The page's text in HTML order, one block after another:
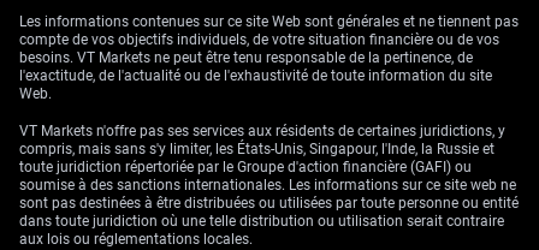
La solidité des PMI, en particulier le bond de l’indice manufacturier à
55,7, suggère que l’économie américaine peut absorber des taux plus
élevés mieux que ses pairs. Cette divergence suggère d’utiliser des
options pour se positionner contre les secteurs sensibles à la hausse
lors du précédent grand cycle de hausse des taux, le Vanguard Real
Estate ETF (VNQ) a nettement sous-performé le S&P 500 au sens large.
Les informations contenues sur ce site Web sont générales et ne tiennent pas
compte de vos objectifs individuels, de votre situation financière ou de vos
besoins. VT Markets ne peut être tenu responsable de la pertinence, de
l'exactitude, de l'actualité ou de l'exhaustivité de toute information du site
Web.
VT Markets n'offre pas ses services aux résidents de certaines juridictions, y
compris, mais sans s'y limiter, les États-Unis, Singapour, l'Inde, la Russie et
toute juridiction répertoriée par le Groupe d'action financière (GAFI) ou
soumise à des sanctions internationales. Les informations sur ce site web ne
sont pas destinées à être distribuées ou utilisées par toute personne ou entité
dans toute juridiction où une telle distribution ou utilisation serait contraire
aux lois ou réglementations locales.